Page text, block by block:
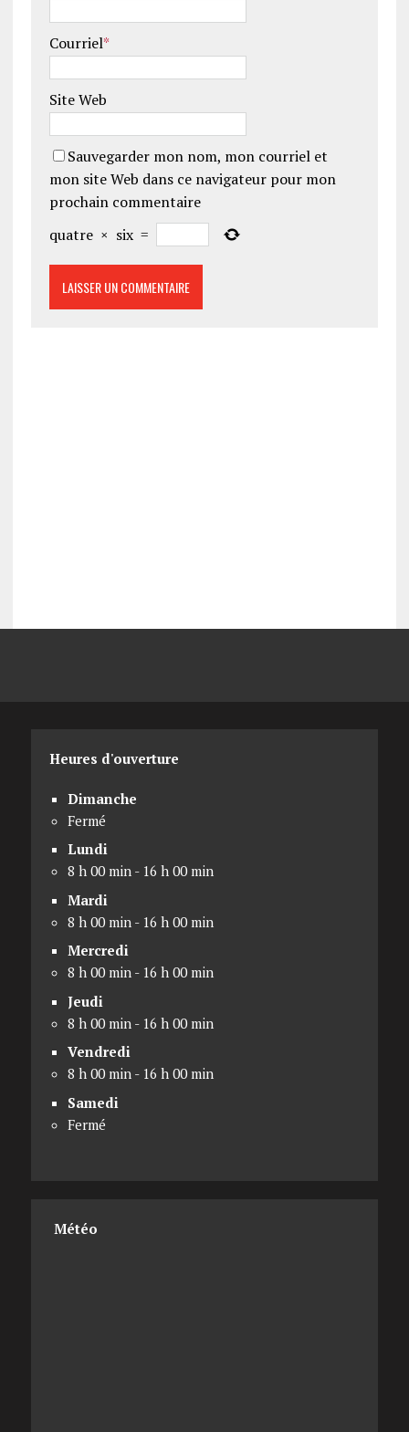
Courriel*
Site Web
Sauvegarder mon nom, mon courriel et
mon site Web dans ce navigateur pour mon
prochain commentaire
quatre × six =
Heures d'ouverture
Dimanche
Fermé
Lundi
8 h 00 min - 16 h 00 min
Mardi
8 h 00 min - 16 h 00 min
Mercredi
8 h 00 min - 16 h 00 min
Jeudi
8 h 00 min - 16 h 00 min
Vendredi
8 h 00 min - 16 h 00 min
Samedi
Fermé
Météo